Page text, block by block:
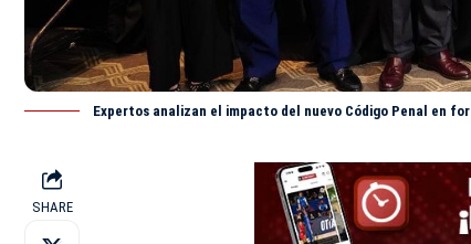
Expertos analizan el impacto del nuevo Código Penal en
SHARE